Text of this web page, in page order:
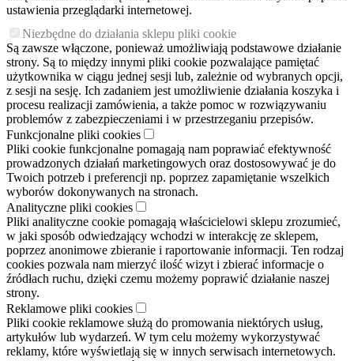
ustawienia przeglądarki internetowej.
Niezbędne do działania sklepu pliki cookie
Są zawsze włączone, ponieważ umożliwiają podstawowe działanie
strony. Są to między innymi pliki cookie pozwalające pamiętać
użytkownika w ciągu jednej sesji lub, zależnie od wybranych opcji,
z sesji na sesję. Ich zadaniem jest umożliwienie działania koszyka i
procesu realizacji zamówienia, a także pomoc w rozwiązywaniu
problemów z zabezpieczeniami i w przestrzeganiu przepisów.
Funkcjonalne pliki cookies
Pliki cookie funkcjonalne pomagają nam poprawiać efektywność
prowadzonych działań marketingowych oraz dostosowywać je do
Twoich potrzeb i preferencji np. poprzez zapamiętanie wszelkich
wyborów dokonywanych na stronach.
Analityczne pliki cookies
Pliki analityczne cookie pomagają właścicielowi sklepu zrozumieć,
w jaki sposób odwiedzający wchodzi w interakcję ze sklepem,
poprzez anonimowe zbieranie i raportowanie informacji. Ten rodzaj
cookies pozwala nam mierzyć ilość wizyt i zbierać informacje o
źródłach ruchu, dzięki czemu możemy poprawić działanie naszej
strony.
Reklamowe pliki cookies
Pliki cookie reklamowe służą do promowania niektórych usług,
artykułów lub wydarzeń. W tym celu możemy wykorzystywać
reklamy, które wyświetlają się w innych serwisach internetowych.